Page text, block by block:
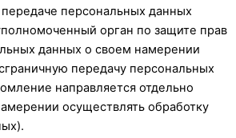
персональных данных
орган по защите прав
данных о своем намерении
передачу персональных
направляется отдельно
осуществлять обработку